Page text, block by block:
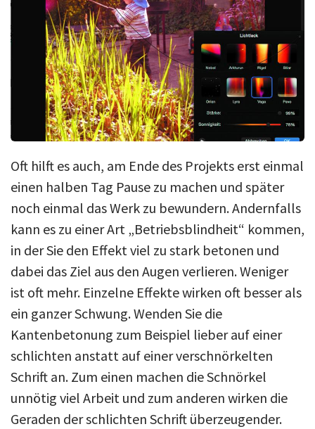
Oft hilft es auch, am Ende des Projekts erst einmal
einen halben Tag Pause zu machen und später
noch einmal das Werk zu bewundern. Andernfalls
kann es zu einer Art „Betriebsblindheit“ kommen,
in der Sie den Effekt viel zu stark betonen und
dabei das Ziel aus den Augen verlieren. Weniger
ist oft mehr. Einzelne Effekte wirken oft besser als
ein ganzer Schwung. Wenden Sie die
Kantenbetonung zum Beispiel lieber auf einer
schlichten anstatt auf einer verschnörkelten
Schrift an. Zum einen machen die Schnörkel
unnötig viel Arbeit und zum anderen wirken die
Geraden der schlichten Schrift überzeugender.